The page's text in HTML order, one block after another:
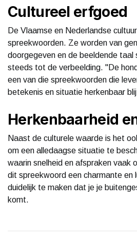
Cultureel erfgoed
De Vlaamse en Nederlandse
spreekwoorden. Ze worden van
doorgegeven en de beeldende taal
steeds tot de verbeelding. "De
een van die spreekwoorden die
betekenis en situatie herkenbaar
Herkenbaarheid
Naast de culturele waarde is het
om een alledaagse situatie te
waarin snelheid en afspraken vaak
dit spreekwoord een charmante en
duidelijk te maken dat je je
komt.